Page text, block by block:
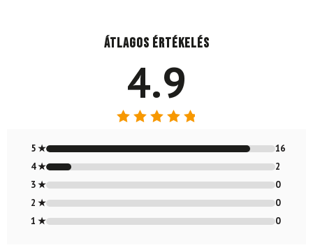
Átlagos értékelés
4.9
4.89/ 5
5 ★
16
4 ★
2
3 ★
0
2 ★
0
1 ★
0